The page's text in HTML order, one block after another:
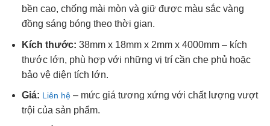
bền cao, chống mài mòn và giữ được màu sắc vàng
đồng sáng bóng theo thời gian.
Kích thước: 38mm x 18mm x 2mm x 4000mm – kích
thước lớn, phù hợp với những vị trí cần che phủ hoặc
bảo vệ diện tích lớn.
Giá: Liên hệ– mức giá tương xứng với chất lượng vượt
trội của sản phẩm.